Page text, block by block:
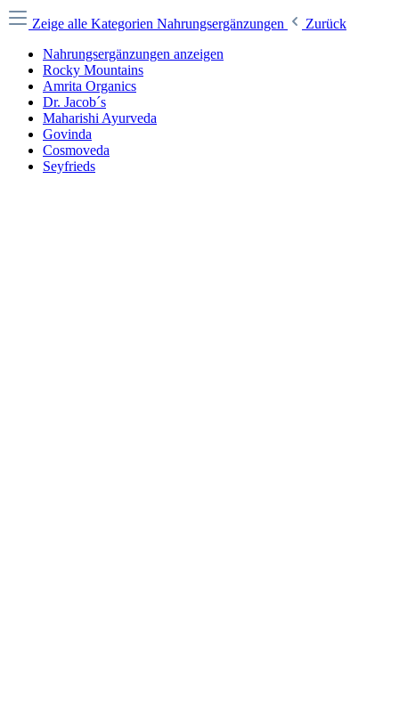
Zeige alle Kategorien Nahrungsergänzungen
Zurück
Nahrungsergänzungen anzeigen
Rocky Mountains
Amrita Organics
Dr. Jacob´s
Maharishi Ayurveda
Govinda
Cosmoveda
Seyfrieds